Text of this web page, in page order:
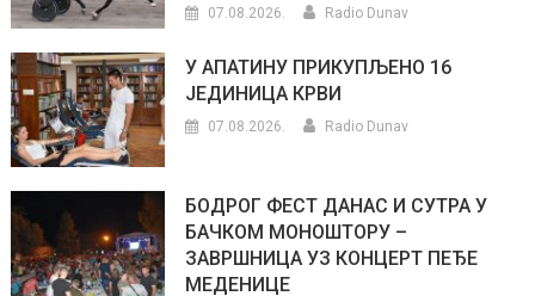
07.08.2026. Radio Dunav
У АПАТИНУ ПРИКУПЉЕНО 16
ЈЕДИНИЦА КРВИ
07.08.2026. Radio Dunav
БОДРОГ ФЕСТ ДАНАС И СУТРА У
БАЧКОМ МОНОШТОРУ –
ЗАВРШНИЦА УЗ КОНЦЕРТ ПЕЂЕ
МЕДЕНИЦЕ